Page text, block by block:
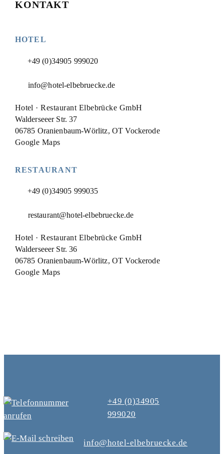
KONTAKT
HOTEL
+49 (0)34905 999020
info@hotel-elbebruecke.de
Hotel · Restaurant Elbebrücke GmbH
Walderseeer Str. 37
06785 Oranienbaum-Wörlitz, OT Vockerode
Google Maps
RESTAURANT
+49 (0)34905 999035
restaurant@hotel-elbebruecke.de
Hotel · Restaurant Elbebrücke GmbH
Walderseeer Str. 36
06785 Oranienbaum-Wörlitz, OT Vockerode
Google Maps
+49 (0)34905
999020
info@hotel-elbebruecke.de